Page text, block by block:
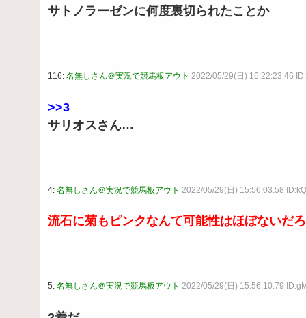
サトノラーゼンに何度裏切られたことか
116: 名無しさん＠実況で競馬板アウト 2022/05/29(日) 16:22:23.46
>>3
サリオスさん…
4: 名無しさん＠実況で競馬板アウト 2022/05/29(日) 15:56:03.58
流石に菊もピンクなんて可能性はほぼないだ
5: 名無しさん＠実況で競馬板アウト 2022/05/29(日) 15:56:10.79